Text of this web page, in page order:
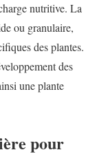
nutritive. La
ou granulaire,
des plantes.
des
une plante
pour